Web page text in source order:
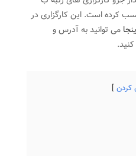
کرده است. این کارگزاری در
می توانید به آدرس و
کردن